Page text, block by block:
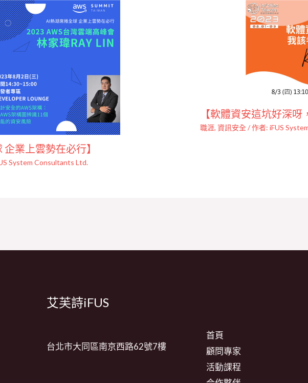
企業上雲勢在必行】
System Consultants Ltd.
【軟體資安這坑好深呀
職涯, 資訊安全/ 作者: iFUS
艾芙詩iFUS
台北市大同區南京西路62號7樓
首頁
顧問專家
活動課程